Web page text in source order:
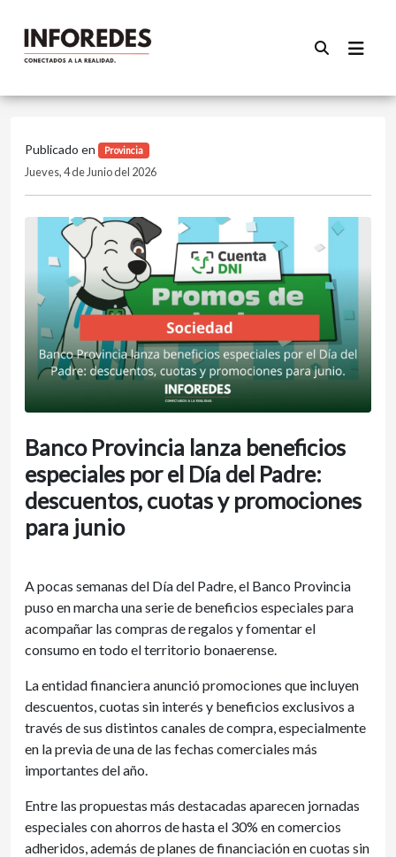
Publicado en Provincia
Jueves, 4 de Junio del 2026
Banco Provincia lanza beneficios
especiales por el Día del Padre:
descuentos, cuotas y promociones
para junio
A pocas semanas del Día del Padre, el Banco Provincia
puso en marcha una serie de beneficios especiales para
acompañar las compras de regalos y fomentar el
consumo en todo el territorio bonaerense.
La entidad financiera anunció promociones que incluyen
descuentos, cuotas sin interés y beneficios exclusivos a
través de sus distintos canales de compra, especialmente
en la previa de una de las fechas comerciales más
importantes del año.
Entre las propuestas más destacadas aparecen jornadas
especiales con ahorros de hasta el 30% en comercios
adheridos, además de planes de financiación en cuotas sin